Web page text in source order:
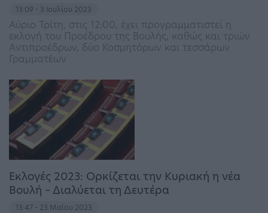
13:09 - 3 Ιουλίου 2023
Αύριο Τρίτη, στις 12:00, έχει προγραμματιστεί η
εκλογή του Προέδρου της Βουλής, καθώς και τριών
Αντιπροέδρων, δύο Κοσμητόρων και τεσσάρων
Γραμματέων
Εκλογές 2023: Ορκίζεται την Κυριακή η νέα
Βουλή – Διαλύεται τη Δευτέρα
13:47 - 23 Μαΐου 2023